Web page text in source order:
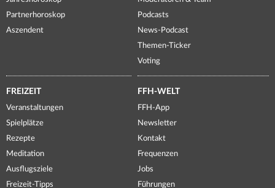
Partnerhoroskop
Aszendent
Podcasts
News-Podcast
Themen-Ticker
Voting
FREIZEIT
Veranstaltungen
Spielplätze
Rezepte
Meditation
Ausflugsziele
Freizeit-Tipps
FFH-WELT
FFH-App
Newsletter
Kontakt
Frequenzen
Jobs
Führungen